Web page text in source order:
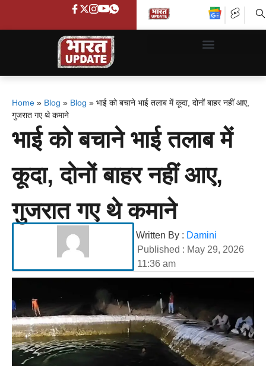
Home » Blog » Blog » भाई को बचाने भाई तलाब में कूदा, दोनों बाहर नहीं आए,
गुजरात गए थे कमाने
भाई को बचाने भाई तलाब में
कूदा, दोनों बाहर नहीं आए,
गुजरात गए थे कमाने
Written By : Damini
Published : May 29, 2026
11:36 am